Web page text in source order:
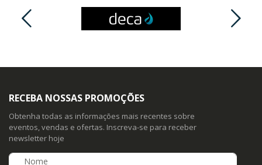
RECEBA NOSSAS PROMOÇÕES
Obtenha todas as informações mais recentes sobre
eventos, vendas e ofertas. Inscreva-se para receber
newsletter hoje